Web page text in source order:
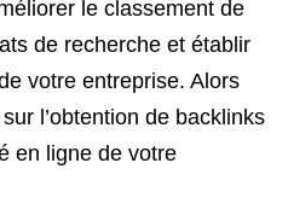
le classement de
de recherche et établir
votre entreprise. Alors
l’obtention de backlinks
en ligne de votre